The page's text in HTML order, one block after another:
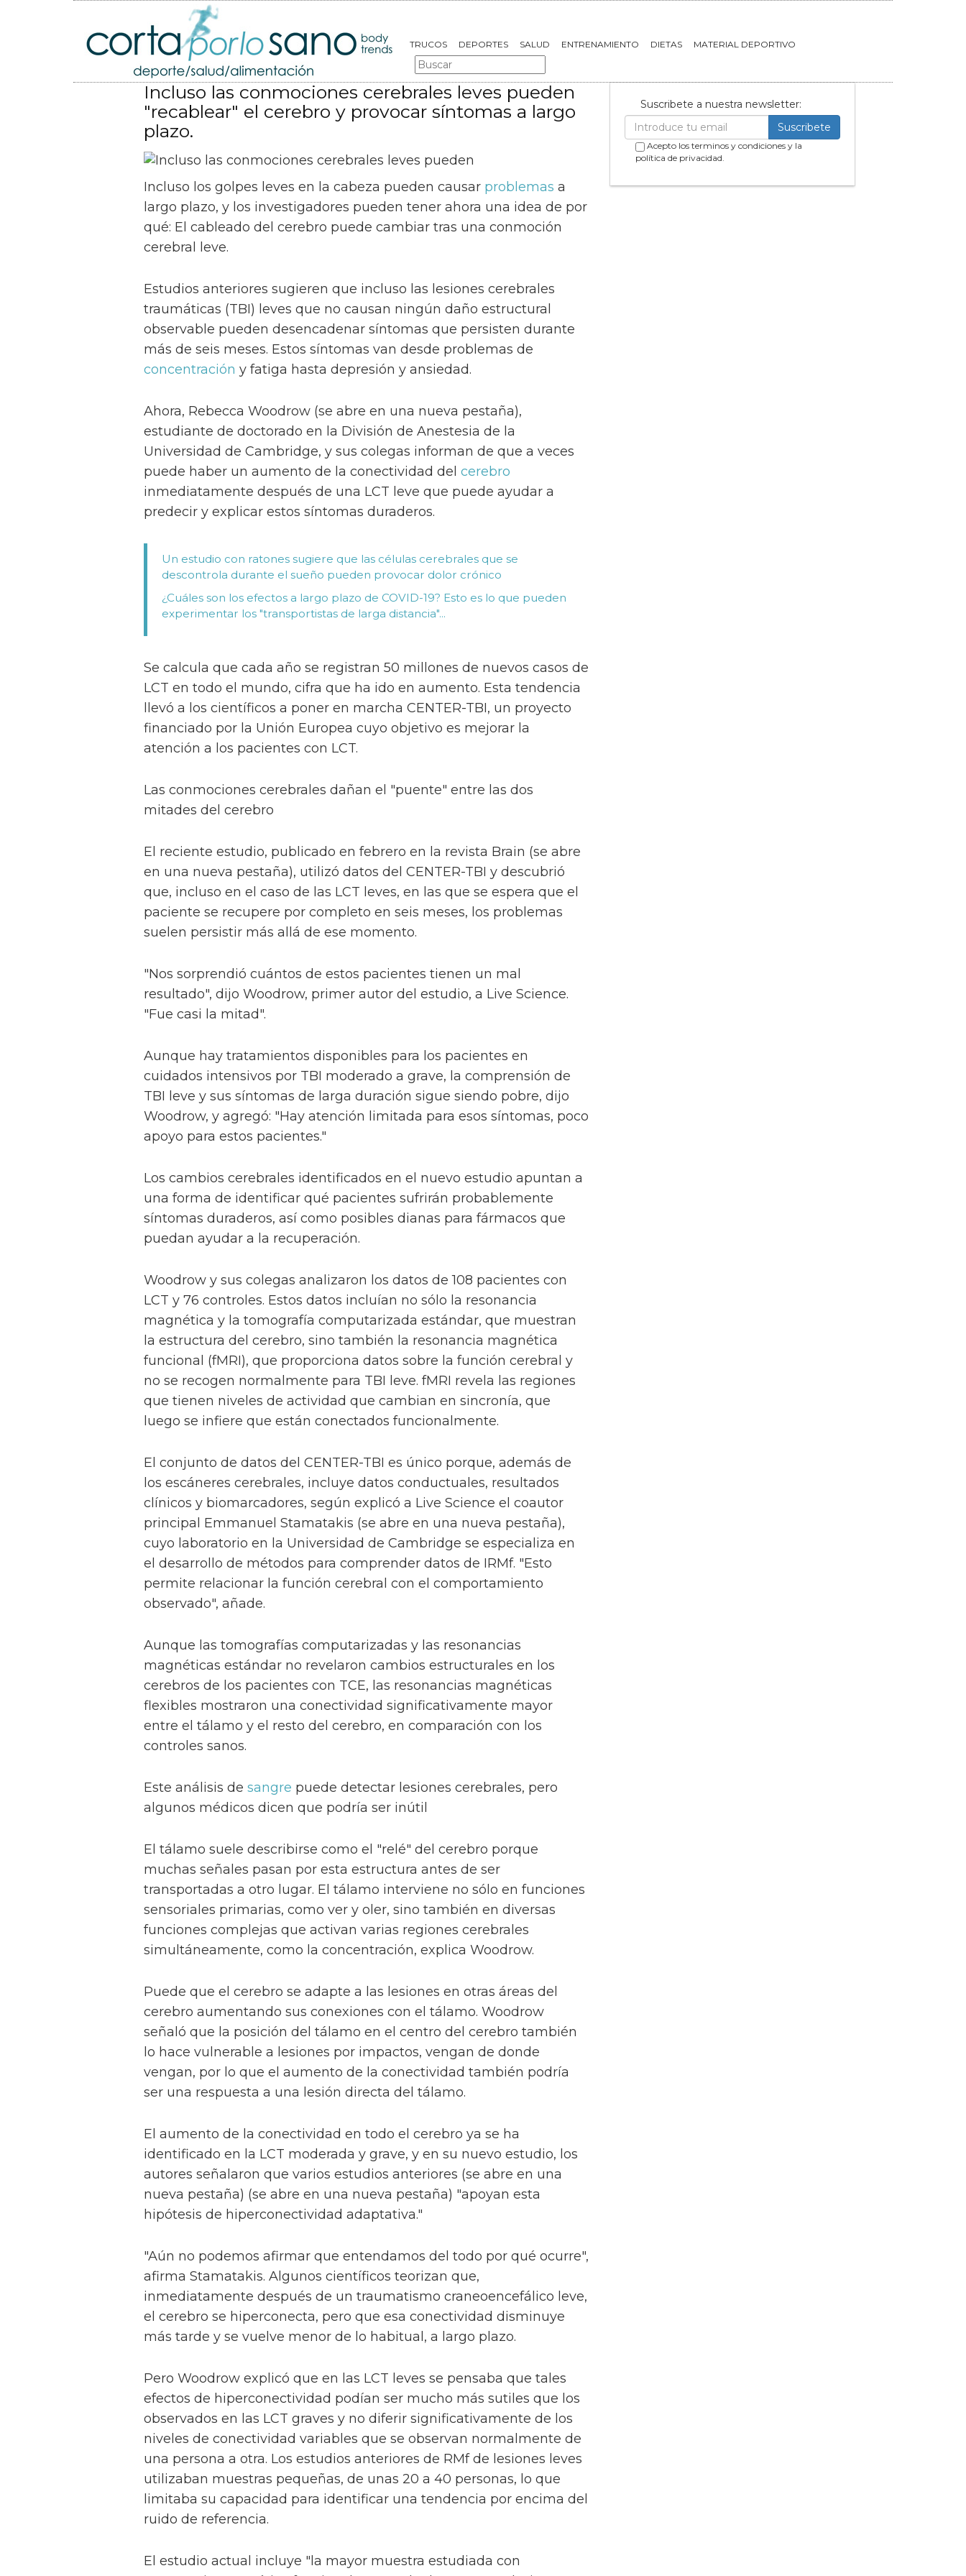
TRUCOS DEPORTES SALUD ENTRENAMIENTO DIETAS MATERIAL DEPORTIVO
Incluso las conmociones cerebrales leves pueden
"recablear" el cerebro y provocar síntomas a largo
plazo.
Incluso los golpes leves en la cabeza pueden causar problemas a
largo plazo, y los investigadores pueden tener ahora una idea de por
qué: El cableado del cerebro puede cambiar tras una conmoción
cerebral leve.
Estudios anteriores sugieren que incluso las lesiones cerebrales
traumáticas (TBI) leves que no causan ningún daño estructural
observable pueden desencadenar síntomas que persisten durante
más de seis meses. Estos síntomas van desde problemas de
concentración y fatiga hasta depresión y ansiedad.
Ahora, Rebecca Woodrow (se abre en una nueva pestaña),
estudiante de doctorado en la División de Anestesia de la
Universidad de Cambridge, y sus colegas informan de que a veces
puede haber un aumento de la conectividad del cerebro
inmediatamente después de una LCT leve que puede ayudar a
predecir y explicar estos síntomas duraderos.
Un estudio con ratones sugiere que las células cerebrales que se
descontrola durante el sueño pueden provocar dolor crónico
¿Cuáles son los efectos a largo plazo de COVID-19? Esto es lo que pueden
experimentar los "transportistas de larga distancia"...
Se calcula que cada año se registran 50 millones de nuevos casos de
LCT en todo el mundo, cifra que ha ido en aumento. Esta tendencia
llevó a los científicos a poner en marcha CENTER-TBI, un proyecto
financiado por la Unión Europea cuyo objetivo es mejorar la
atención a los pacientes con LCT.
Las conmociones cerebrales dañan el "puente" entre las dos
mitades del cerebro
El reciente estudio, publicado en febrero en la revista Brain (se abre
en una nueva pestaña), utilizó datos del CENTER-TBI y descubrió
que, incluso en el caso de las LCT leves, en las que se espera que el
paciente se recupere por completo en seis meses, los problemas
suelen persistir más allá de ese momento.
"Nos sorprendió cuántos de estos pacientes tienen un mal
resultado", dijo Woodrow, primer autor del estudio, a Live Science.
"Fue casi la mitad".
Aunque hay tratamientos disponibles para los pacientes en
cuidados intensivos por TBI moderado a grave, la comprensión de
TBI leve y sus síntomas de larga duración sigue siendo pobre, dijo
Woodrow, y agregó: "Hay atención limitada para esos síntomas, poco
apoyo para estos pacientes."
Los cambios cerebrales identificados en el nuevo estudio apuntan a
una forma de identificar qué pacientes sufrirán probablemente
síntomas duraderos, así como posibles dianas para fármacos que
puedan ayudar a la recuperación.
Woodrow y sus colegas analizaron los datos de 108 pacientes con
LCT y 76 controles. Estos datos incluían no sólo la resonancia
magnética y la tomografía computarizada estándar, que muestran
la estructura del cerebro, sino también la resonancia magnética
funcional (fMRI), que proporciona datos sobre la función cerebral y
no se recogen normalmente para TBI leve. fMRI revela las regiones
que tienen niveles de actividad que cambian en sincronía, que
luego se infiere que están conectados funcionalmente.
El conjunto de datos del CENTER-TBI es único porque, además de
los escáneres cerebrales, incluye datos conductuales, resultados
clínicos y biomarcadores, según explicó a Live Science el coautor
principal Emmanuel Stamatakis (se abre en una nueva pestaña),
cuyo laboratorio en la Universidad de Cambridge se especializa en
el desarrollo de métodos para comprender datos de IRMf. "Esto
permite relacionar la función cerebral con el comportamiento
observado", añade.
Aunque las tomografías computarizadas y las resonancias
magnéticas estándar no revelaron cambios estructurales en los
cerebros de los pacientes con TCE, las resonancias magnéticas
flexibles mostraron una conectividad significativamente mayor
entre el tálamo y el resto del cerebro, en comparación con los
controles sanos.
Este análisis de sangre puede detectar lesiones cerebrales, pero
algunos médicos dicen que podría ser inútil
El tálamo suele describirse como el "relé" del cerebro porque
muchas señales pasan por esta estructura antes de ser
transportadas a otro lugar. El tálamo interviene no sólo en funciones
sensoriales primarias, como ver y oler, sino también en diversas
funciones complejas que activan varias regiones cerebrales
simultáneamente, como la concentración, explica Woodrow.
Puede que el cerebro se adapte a las lesiones en otras áreas del
cerebro aumentando sus conexiones con el tálamo. Woodrow
señaló que la posición del tálamo en el centro del cerebro también
lo hace vulnerable a lesiones por impactos, vengan de donde
vengan, por lo que el aumento de la conectividad también podría
ser una respuesta a una lesión directa del tálamo.
El aumento de la conectividad en todo el cerebro ya se ha
identificado en la LCT moderada y grave, y en su nuevo estudio, los
autores señalaron que varios estudios anteriores (se abre en una
nueva pestaña) (se abre en una nueva pestaña) "apoyan esta
hipótesis de hiperconectividad adaptativa."
"Aún no podemos afirmar que entendamos del todo por qué ocurre",
afirma Stamatakis. Algunos científicos teorizan que,
inmediatamente después de un traumatismo craneoencefálico leve,
el cerebro se hiperconecta, pero que esa conectividad disminuye
más tarde y se vuelve menor de lo habitual, a largo plazo.
Pero Woodrow explicó que en las LCT leves se pensaba que tales
efectos de hiperconectividad podían ser mucho más sutiles que los
observados en las LCT graves y no diferir significativamente de los
niveles de conectividad variables que se observan normalmente de
una persona a otra. Los estudios anteriores de RMf de lesiones leves
utilizaban muestras pequeñas, de unas 20 a 40 personas, lo que
limitaba su capacidad para identificar una tendencia por encima del
ruido de referencia.
El estudio actual incluye "la mayor muestra estudiada con
Suscribete a nuestra newsletter:
Suscribete
Acepto los terminos y condiciones y la
política de privacidad.